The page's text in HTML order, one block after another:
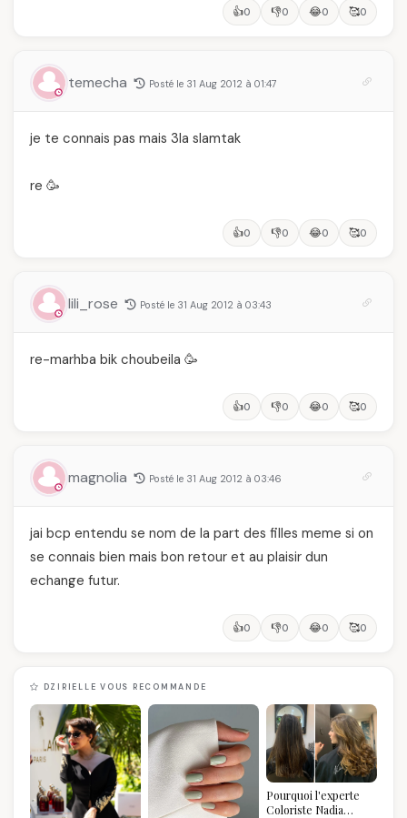
👍0 👎0 😂0 🥰0
temecha Posté le 31 Aug 2012 à 01:47
je te connais pas mais 3la slamtak
re 🥳
👍0 👎0 😂0 🥰0
lili_rose Posté le 31 Aug 2012 à 03:43
re-marhba bik choubeila 🥳
👍0 👎0 😂0 🥰0
magnolia Posté le 31 Aug 2012 à 03:46
jai bcp entendu se nom de la part des filles meme si on
se connais bien mais bon retour et au plaisir dun
echange futur.
👍0 👎0 😂0 🥰0
DZIRIELLE VOUS RECOMMANDE
Pourquoi l'experte
Coloriste Nadia